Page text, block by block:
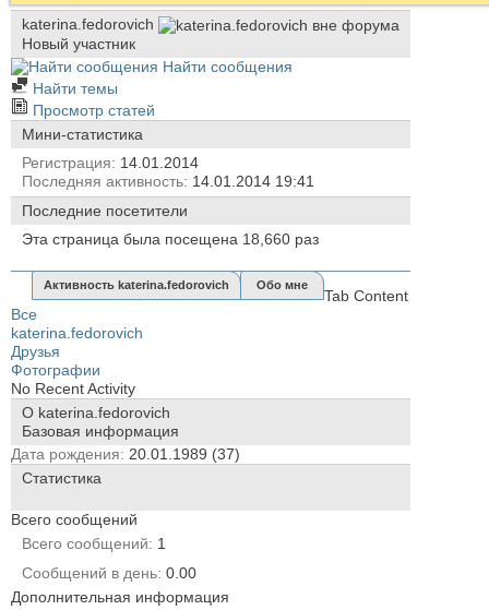
katerina.fedorovich
Новый участник
Найти сообщения
Найти темы
Просмотр статей
Мини-статистика
Регистрация
14.01.2014
Последняя активность 14.01.2014 19:41
Последние посетители
Эта страница была посещена 18,660 раз
Активность katerina.fedorovich Обо мне
Tab Content
Все
katerina.fedorovich
Друзья
Фотографии
No Recent Activity
О katerina.fedorovich
Базовая информация
Дата рождения
20.01.1989 (37)
Статистика
Всего сообщений
Всего сообщений
1
Сообщений в день 0.00
Дополнительная информация